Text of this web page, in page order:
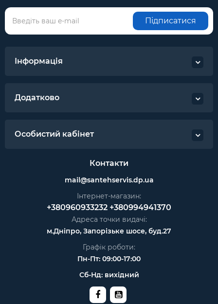
Підписатися
Інформація
Додатково
Особистий кабінет
Контакти
mail@santehservis.dp.ua
Інтернет-магазин:
+380960933232 +380994941370
Адреса точки видачі:
м.Дніпро, Запорізьке шосе, буд.27
Графік роботи:
Пн-Пт: 09:00-17:00
Сб-Нд: вихідний